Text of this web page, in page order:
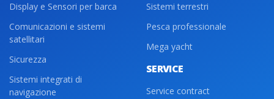
Display e Sensori per barca
Comunicazioni e sistemi
satellitari
Sicurezza
Sistemi integrati di
navigazione
Sistemi terrestri
Pesca professionale
Mega yacht
SERVICE
Service contract